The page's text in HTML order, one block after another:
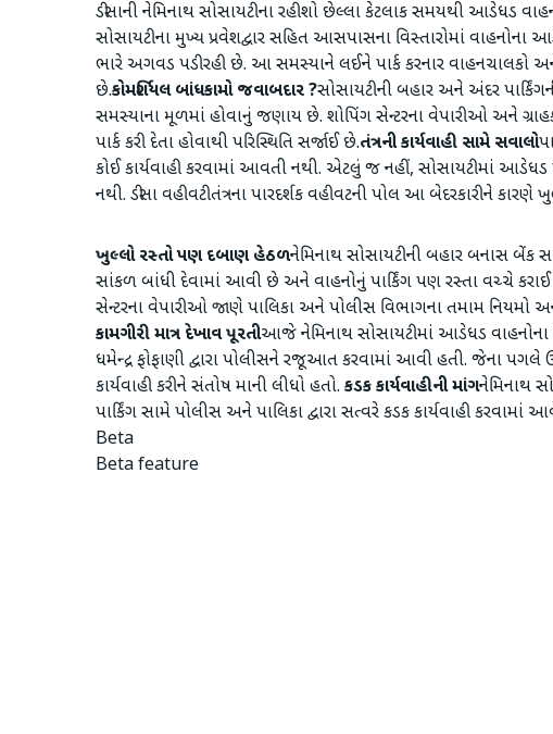
ડીસાની નેમિનાથ સોસાયટીના રહીશો છેલ્લા કેટલાક સમયથી આડેધડ
સોસાયટીના મુખ્ય પ્રવેશદ્વાર સહિત આસપાસના વિસ્તારોમાં
ભારે અગવડ પડી રહી છે. આ સમસ્યાને લઈને પાર્ક કરનાર વાહનચાલકો
છે.​કોમર્શિયલ બાંધકામો જવાબદાર ?​સોસાયટીની બહાર અને અંદર
સમસ્યાના મૂળમાં હોવાનું જણાય છે. શોપિંગ સેન્ટરના વેપારીઓ અને
પાર્ક કરી દેતા હોવાથી પરિસ્થિતિ સર્જાઈ છે.​તંત્રની કાર્યવાહી સામે સવાલો
કોઈ કાર્યવાહી કરવામાં આવતી નથી. એટલું જ નહીં, સોસાયટીમાં
નથી. ડીસા વહીવટીતંત્રના પારદર્શક વહીવટની પોલ આ બેદરકારીને કારણે
​ખુલ્લો રસ્તો પણ દબાણ હેઠળ​નેમિનાથ સોસાયટીની બહાર બનાસ બેંક
સાંકળ બાંધી દેવામાં આવી છે અને વાહનોનું પાર્કિંગ પણ રસ્તા વચ્ચે
સેન્ટરના વેપારીઓ જાણે પાલિકા અને પોલીસ વિભાગના તમામ નિયમો
કામગીરી માત્ર દેખાવ પૂરતી​આજે નેમિનાથ સોસાયટીમાં આડેધડ વાહનોના
ધમેન્દ્ર ફોફાણી દ્વારા પોલીસને રજૂઆત કરવામાં આવી હતી. જેના પગલે
કાર્યવાહી કરીને સંતોષ માની લીધો હતો. કડક કાર્યવાહીની માંગ​નેમિનાથ
પાર્કિંગ સામે પોલીસ અને પાલિકા દ્વારા સત્વરે કડક કાર્યવાહી
Beta
Beta feature